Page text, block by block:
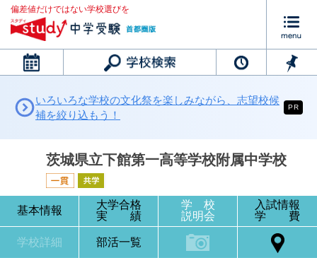
偏差値だけではない学校選びを
カレンダー
いろいろな学校の文化祭を楽しみながら、志望校候
補を絞り込もう！
PR
茨城県立下館第一高等学校附属中学校
基本情報
大学合格
実 績
学 校
説明会
入試情報
学 費
学校詳細 部活一覧